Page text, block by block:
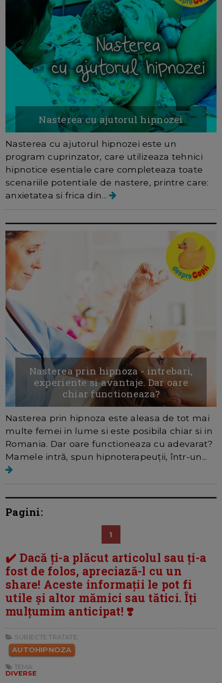
Nasterea cu ajutorul hipnozei
Nasterea cu ajutorul hipnozei este un
program cuprinzator, care utilizeaza tehnici
hipnotice esentiale care completeaza toate
scenariile potentiale de nastere, printre care:
anxietatea si frica din...
Nasterea prin hipnoza - intrebari,
experiente si avantaje. Dar oare
chiar functioneaza?
Nasterea prin hipnoza este aleasa de tot mai
multe femei in lume si este posibila chiar si in
Romania. Dar oare functioneaza cu adevarat?
Mamele intră, spun hipnoterapeuţii, într-un...
Pagini:
1
✔️ Dacă ți-a plăcut articolul sau ți-a
fost de folos, apreciază-l cu un
share! Aceste informații le pot fi
utile și altor mămici sau tătici. Îți
mulțumim anticipat! ❣️
SUBIECTE TRATATE:
AUTOHIPNOZA
TEMA:
DIVERSE